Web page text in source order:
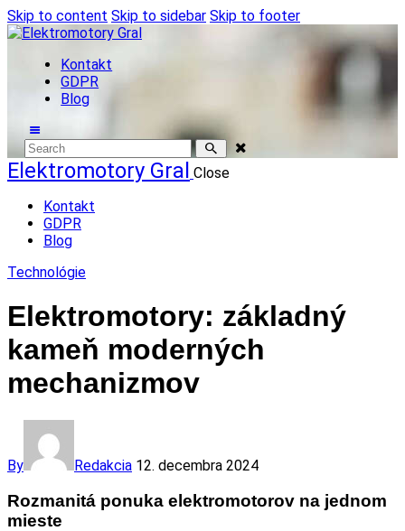
Skip to content Skip to sidebar Skip to footer
Kontakt
GDPR
Blog
Elektromotory Gral Close
Kontakt
GDPR
Blog
Technológie
Elektromotory: základný
kameň moderných
mechanizmov
By Redakcia 12. decembra 2024
Rozmanitá ponuka elektromotorov na jednom
mieste